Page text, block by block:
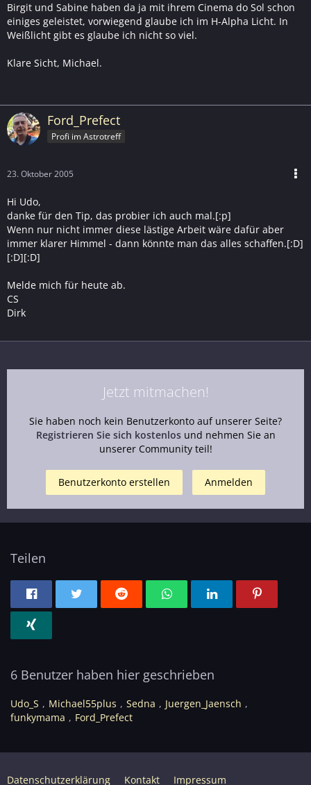
Birgit und Sabine haben da ja mit ihrem Cinema do Sol schon
einiges geleistet, vorwiegend glaube ich im H-Alpha Licht. In
Weißlicht gibt es glaube ich nicht so viel.
Klare Sicht, Michael.
Ford_Prefect
Profi im Astrotreff
23. Oktober 2005
Hi Udo,
danke für den Tip, das probier ich auch mal.[:p]
Wenn nur nicht immer diese lästige Arbeit wäre dafür aber
immer klarer Himmel - dann könnte man das alles schaffen.[:D]
[:D][:D]
Melde mich für heute ab.
CS
Dirk
Jetzt mitmachen!
Sie haben noch kein Benutzerkonto auf unserer Seite?
Registrieren Sie sich kostenlosund nehmen Sie an
unserer Community teil!
Benutzerkonto erstellen Anmelden
Teilen
6 Benutzer haben hier geschrieben
Udo_S Michael55plus Sedna
Juergen_Jaensch
funkymama
Ford_Prefect
Datenschutzerklärung Kontakt Impressum